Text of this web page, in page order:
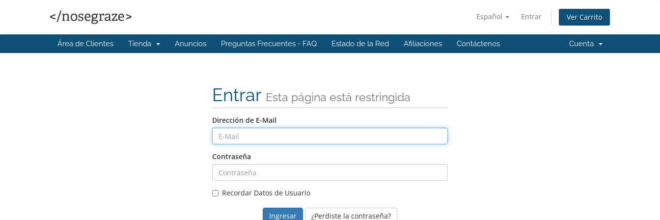
Español Entrar Ver Carrito
Área de Clientes Tienda Anuncios Preguntas Frecuentes - FAQ Estado de la Red Afiliaciones Contáctenos Cuenta
Entrar Esta página está restringida
Dirección de E-Mail
Contraseña
Recordar Datos de Usuario
¿Perdiste la contraseña?